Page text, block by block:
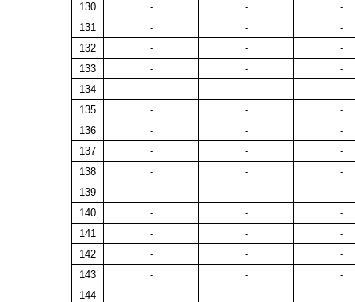
130
- -
-
131
- -
-
132
- -
-
133
- -
-
134
- -
-
135
- -
-
136
- -
-
137
- -
-
138
- -
-
139
- -
-
140
- -
-
141
- -
-
142
- -
-
143
- -
-
144
- - -